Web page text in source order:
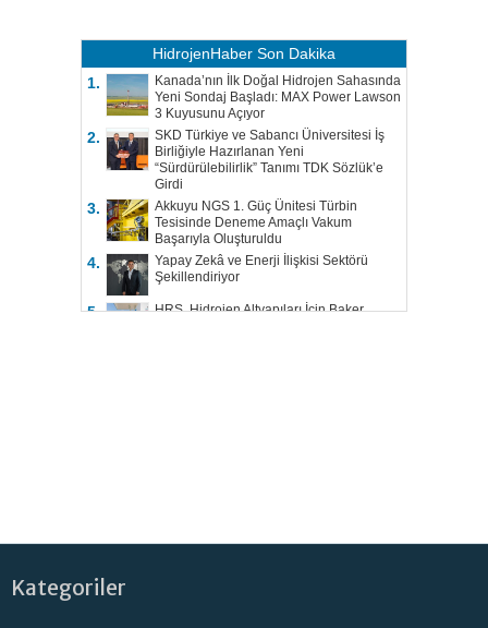
HidrojenHaber Son Dakika
1.
Kanada’nın İlk Doğal Hidrojen Sahasında
Yeni Sondaj Başladı: MAX Power Lawson
3 Kuyusunu Açıyor
2.
SKD Türkiye ve Sabancı Üniversitesi İş
Birliğiyle Hazırlanan Yeni
“Sürdürülebilirlik” Tanımı TDK Sözlük’e
Girdi
3.
Akkuyu NGS 1. Güç Ünitesi Türbin
Tesisinde Deneme Amaçlı Vakum
Başarıyla Oluşturuldu
4.
Yapay Zekâ ve Enerji İlişkisi Sektörü
Şekillendiriyor
5.
HRS, Hidrojen Altyapıları İçin Baker
Kategoriler